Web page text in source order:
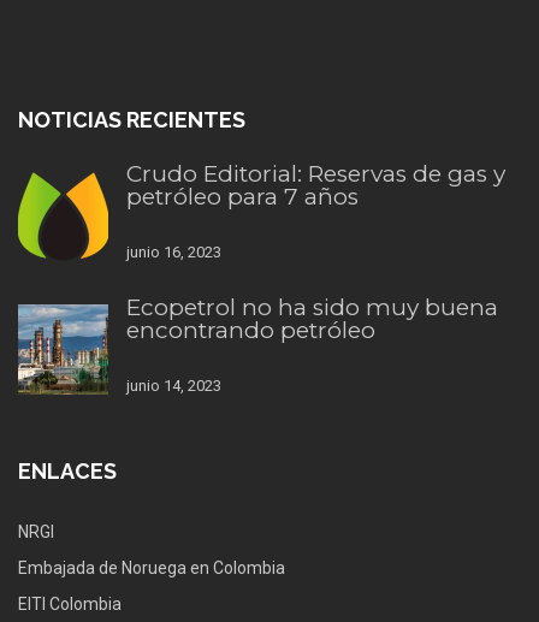
NOTICIAS RECIENTES
Crudo Editorial: Reservas de gas y
petróleo para 7 años
junio 16, 2023
Ecopetrol no ha sido muy buena
encontrando petróleo
junio 14, 2023
ENLACES
NRGI
Embajada de Noruega en Colombia
EITI Colombia